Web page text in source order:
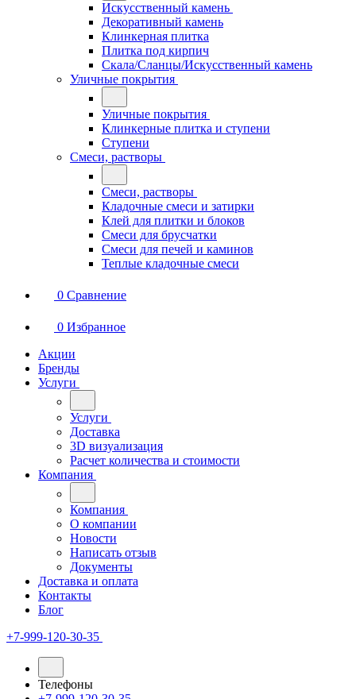
Искусственный камень
Декоративный камень
Клинкерная плитка
Плитка под кирпич
Скала/Сланцы/Искусственный камень
Уличные покрытия
Уличные покрытия
Клинкерные плитка и ступени
Ступени
Смеси, растворы
Смеси, растворы
Кладочные смеси и затирки
Клей для плитки и блоков
Смеси для брусчатки
Смеси для печей и каминов
Теплые кладочные смеси
0 Сравнение
0 Избранное
Акции
Бренды
Услуги
Услуги
Доставка
3D визуализация
Расчет количества и стоимости
Компания
Компания
О компании
Новости
Написать отзыв
Документы
Доставка и оплата
Контакты
Блог
+7-999-120-30-35
Телефоны